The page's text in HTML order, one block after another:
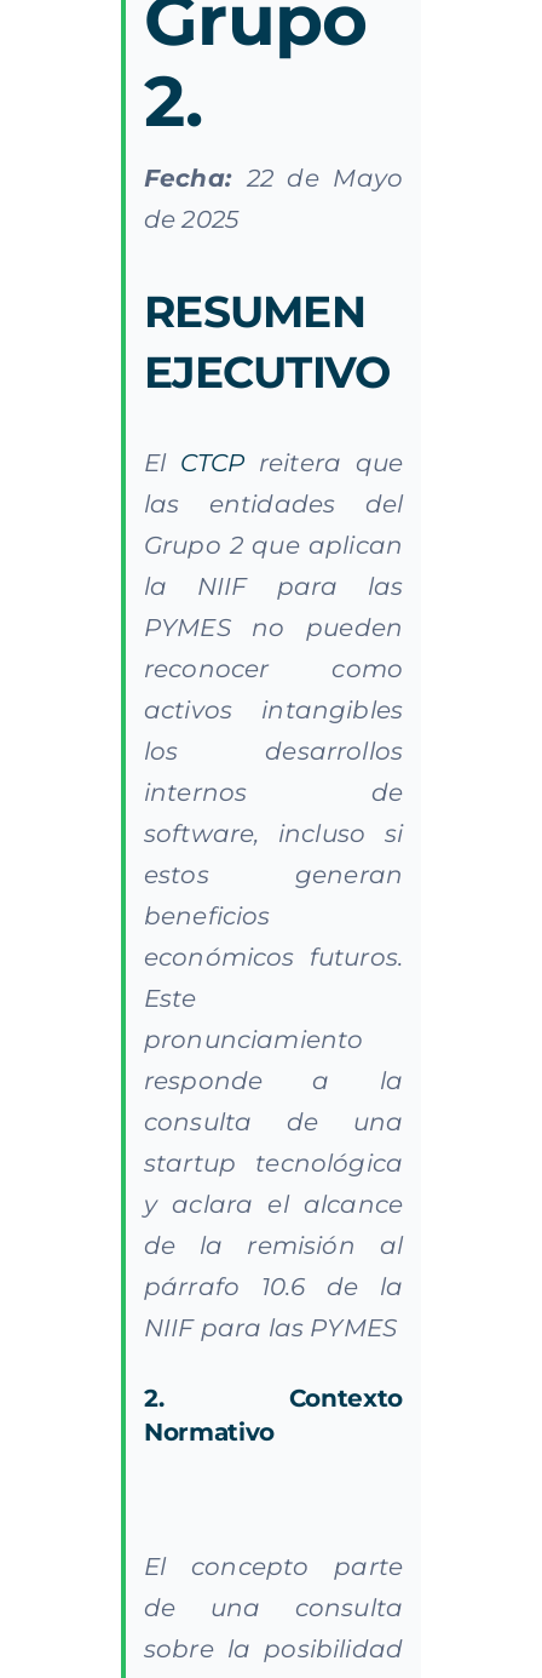
Grupo
2.
Fecha:22 de Mayo
de 2025
RESUMEN
EJECUTIVO
El CTCP reitera que
las entidades del
Grupo 2 que aplican
la NIIF para las
PYMES no pueden
reconocer como
activos intangibles
los desarrollos
internos de
software, incluso si
estos generan
beneficios
económicos futuros.
Este
pronunciamiento
responde a la
consulta de una
startup tecnológica
y aclara el alcance
de la remisión al
párrafo 10.6 de la
NIIF para las PYMES
2. Contexto
Normativo
El concepto parte
de una consulta
sobre la posibilidad